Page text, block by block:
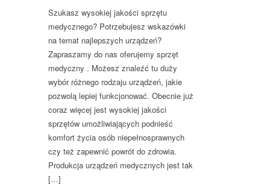
Szukasz wysokiej jakości sprzętu
medycznego? Potrzebujesz wskazówki
na temat najlepszych urządzeń?
Zapraszamy do nas oferujemy sprzęt
medyczny . Możesz znaleźć tu duży
wybór różnego rodzaju urządzeń, jakie
pozwolą lepiej funkcjonować. Obecnie już
coraz więcej jest wysokiej jakości
sprzętów umożliwiających podnieść
komfort życia osób niepełnosprawnych
czy też zapewnić powrót do zdrowia.
Produkcja urządzeń medycznych jest tak
[…]